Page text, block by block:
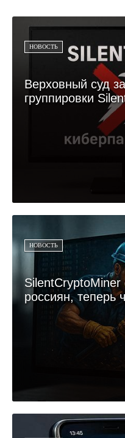
НОВОСТЬ
Верховный суд
группировки
НОВОСТЬ
SilentCryptoMiner
россиян, теперь